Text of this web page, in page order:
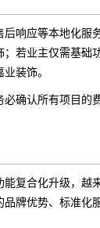
响应等本地化服
若业主仅需基础
装饰。
确认所有项目的
复合化升级，越
牌优势、标准化